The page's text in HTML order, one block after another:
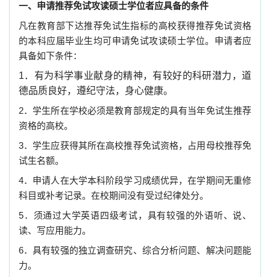
一、申请推荐免试攻读硕士学位者应具备的条件
凡在教育部下达推荐免试生指标的高校获得推荐免试资格
的本科应届毕业生均可申请免试攻读硕士学位。申请者应
具备如下条件：
1．有为科学事业献身的精神，有较好的科研潜力，道
德品质良好，遵纪守法，身心健康。
2．学生所在学校必须是教育部规定的具有当年免试生推荐
资格的高校。
3．学生应获得其所在高校推荐免试资格，占用母校推荐免
试生名额。
4．申请人在大学本科阶段学习成绩优异，在学期间无重修
科目或补考记录。在校期间没有受过纪律处分。
5．须通过大学英语四级考试，具有较强的外语听、说、
读、写应用能力。
6．具有较强的独立调查研究、综合分析问题、解决问题能
力。